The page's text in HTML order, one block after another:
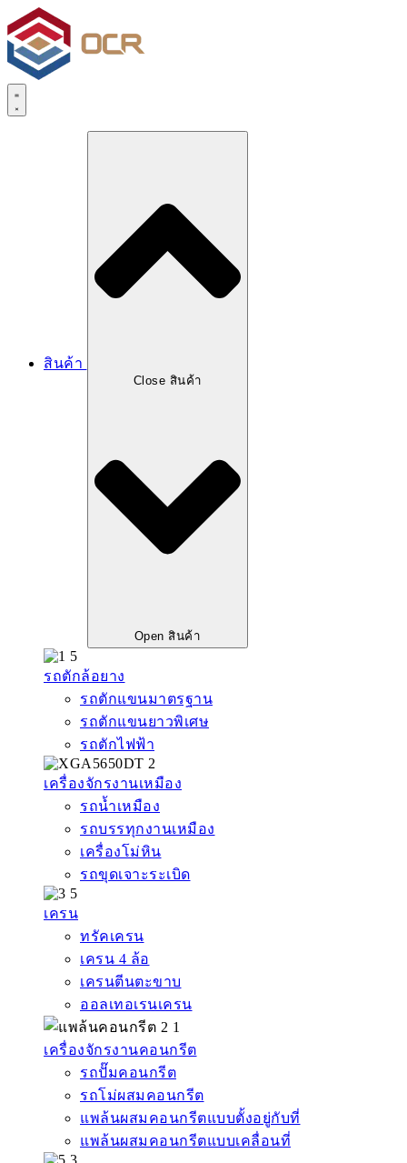
สินค้า
Close สินค้า
Open สินค้า
รถตักล้อยาง
รถตักแขนมาตรฐาน
รถตักแขนยาวพิเศษ
รถตักไฟฟ้า
เครื่องจักรงานเหมือง
รถน้ำเหมือง
รถบรรทุกงานเหมือง
เครื่องโม่หิน
รถขุดเจาะระเบิด
เครน
ทรัคเครน
เครน 4 ล้อ
เครนตีนตะขาบ
ออลเทอเรนเครน
เครื่องจักรงานคอนกรีต
รถปั๊มคอนกรีต
รถโม่ผสมคอนกรีต
แพล้นผสมคอนกรีตแบบตั้งอยู่กับที่
แพล้นผสมคอนกรีตแบบเคลื่อนที่